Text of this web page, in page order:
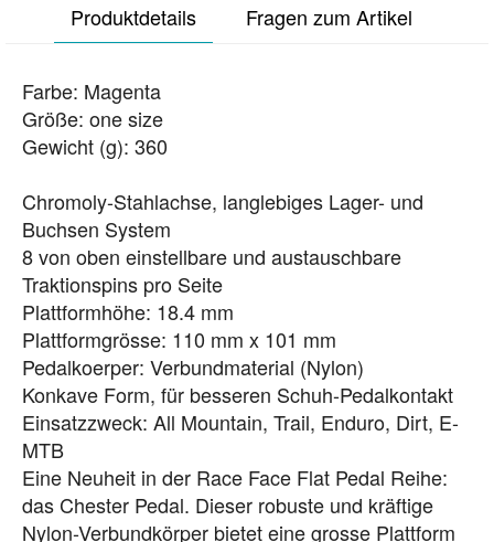
Produktdetails Fragen zum Artikel
Farbe: Magenta
Größe: one size
Gewicht (g): 360
Chromoly-Stahlachse, langlebiges Lager- und
Buchsen System
8 von oben einstellbare und austauschbare
Traktionspins pro Seite
Plattformhöhe: 18.4 mm
Plattformgrösse: 110 mm x 101 mm
Pedalkoerper: Verbundmaterial (Nylon)
Konkave Form, für besseren Schuh-Pedalkontakt
Einsatzzweck: All Mountain, Trail, Enduro, Dirt, E-
MTB
Eine Neuheit in der Race Face Flat Pedal Reihe:
das Chester Pedal. Dieser robuste und kräftige
Nylon-Verbundkörper bietet eine grosse Plattform